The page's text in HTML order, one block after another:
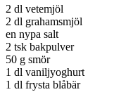
2 dl vetemjöl
2 dl grahamsmjöl
en nypa salt
2 tsk bakpulver
50 g smör
1 dl vaniljyoghurt
1 dl frysta blåbär